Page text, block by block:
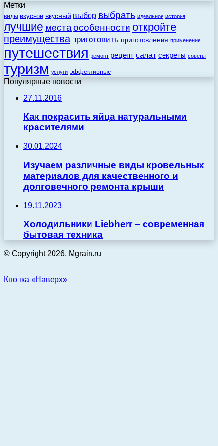
Метки
виды вкусное вкусный выбор выбрать идеальное история
лучшие места особенности откройте
преимущества приготовить приготовления применение
путешествия ремонт рецепт салат секреты советы
туризм услуги эффективные
Популярные новости
27.11.2016
Как покрасить яйца натуральными
красителями
30.01.2024
Изучаем различные виды кровельных
материалов для качественного и
долговечного ремонта крыши
19.11.2023
Холодильники Liebherr – современная
бытовая техника
© Copyright 2026, Mgrain.ru
Кнопка «Наверх»